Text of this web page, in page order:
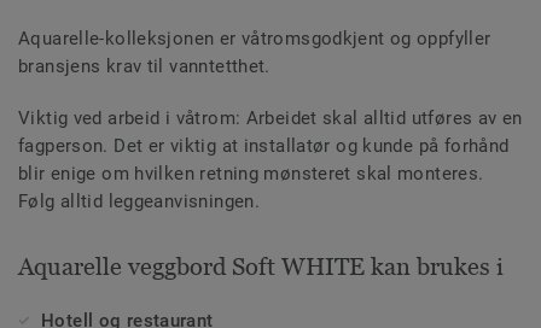
Aquarelle-kolleksjonen er våtromsgodkjent og oppfyller
bransjens krav til vanntetthet.
Viktig ved arbeid i våtrom: Arbeidet skal alltid utføres av en
fagperson. Det er viktig at installatør og kunde på forhånd
blir enige om hvilken retning mønsteret skal monteres.
Følg alltid leggeanvisningen.
Aquarelle veggbord Soft WHITE kan brukes i
Hotell og restaurant